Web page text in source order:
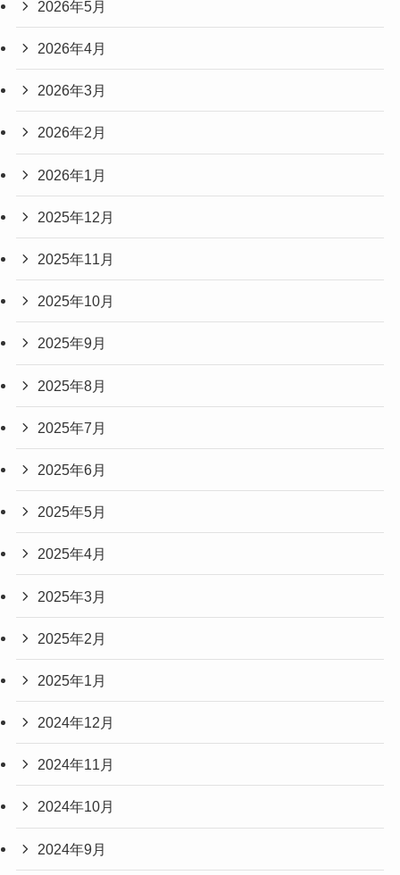
2026年5月
2026年4月
2026年3月
2026年2月
2026年1月
2025年12月
2025年11月
2025年10月
2025年9月
2025年8月
2025年7月
2025年6月
2025年5月
2025年4月
2025年3月
2025年2月
2025年1月
2024年12月
2024年11月
2024年10月
2024年9月